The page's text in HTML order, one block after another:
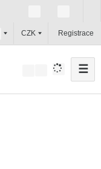
c
z
CZK Registrace
☰